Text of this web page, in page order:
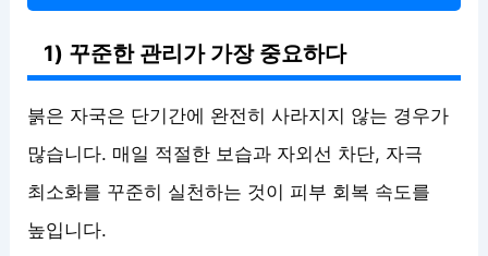
1) 꾸준한 관리가 가장 중요하다
붉은 자국은 단기간에 완전히 사라지지 않는 경우가
많습니다. 매일 적절한 보습과 자외선 차단, 자극
최소화를 꾸준히 실천하는 것이 피부 회복 속도를
높입니다.